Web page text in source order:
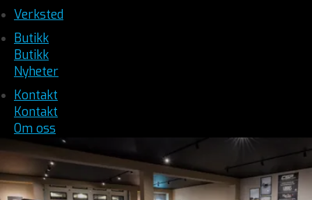
Verksted
Butikk
Butikk
Nyheter
Kontakt
Kontakt
Om oss